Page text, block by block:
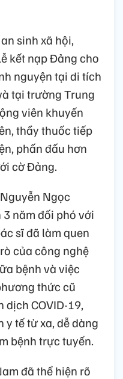
sinh xã hội,
kết nạp Đảng cho
nguyện tại di tích
tại trường Trung
viên khuyến
thầy thuốc tiếp
phấn đấu hơn
cờ Đảng.
Ngọc
năm đối phó với
sĩ đã làm quen
của công nghệ
bệnh và việc
thức cũ
dịch COVID-19,
y tế từ xa, dễ dàng
bệnh trực tuyến.
đã thể hiện rõ